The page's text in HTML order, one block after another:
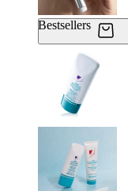
Bestsellers